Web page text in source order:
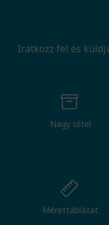
Iratkozz fel és
Nagy tétel
Mérettáblázat